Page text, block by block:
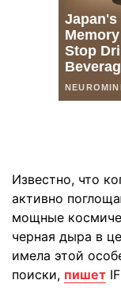
Известно, что
активно
мощные
черная дыра в
имела этой
поиски, пишет